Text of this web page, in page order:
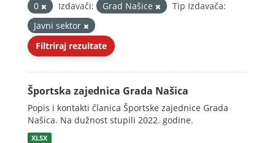
0
Izdavači: Grad Našice
Tip Izdavača:
Javni sektor
Filtriraj rezultate
Športska zajednica Grada Našica
Popis i kontakti članica Športske zajednice Grada
Našica. Na dužnost stupili 2022. godine.
XLSX